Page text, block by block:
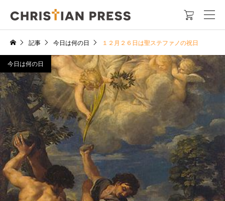

記事 今日は何の日 １２月２６日は聖ステファノの祝日
今日は何の日